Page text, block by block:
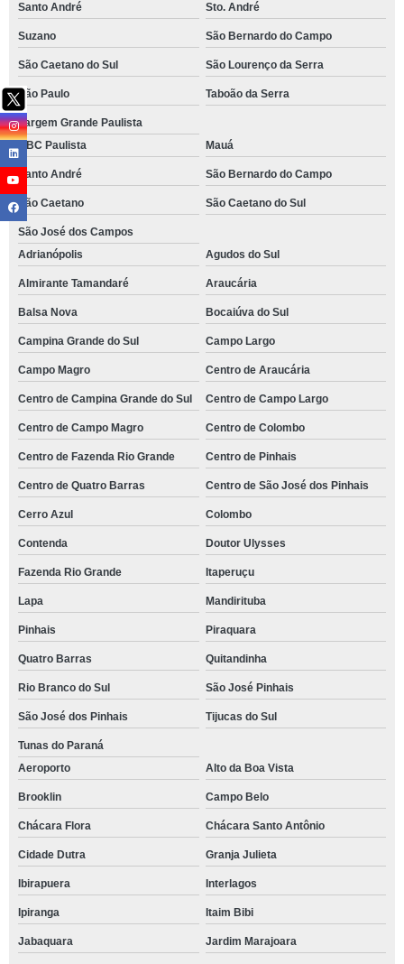
Santo André Sto. André
Suzano São Bernardo do Campo
São Caetano do Sul São Lourenço da Serra
São Paulo Taboão da Serra
Vargem Grande Paulista
ABC Paulista
Mauá
Santo André São Bernardo do Campo
São Caetano São Caetano do Sul
São José dos Campos
Adrianópolis
Agudos do Sul
Almirante Tamandaré Araucária
Balsa Nova Bocaiúva do Sul
Campina Grande do Sul Campo Largo
Campo Magro Centro de Araucária
Centro de Campina Grande do Sul Centro de Campo Largo
Centro de Campo Magro Centro de Colombo
Centro de Fazenda Rio Grande Centro de Pinhais
Centro de Quatro Barras Centro de São José dos Pinhais
Cerro Azul Colombo
Contenda Doutor Ulysses
Fazenda Rio Grande Itaperuçu
Lapa Mandirituba
Pinhais Piraquara
Quatro Barras Quitandinha
Rio Branco do Sul São José Pinhais
São José dos Pinhais Tijucas do Sul
Tunas do Paraná
Aeroporto
Alto da Boa Vista
Brooklin Campo Belo
Chácara Flora Chácara Santo Antônio
Cidade Dutra Granja Julieta
Ibirapuera Interlagos
Ipiranga Itaim Bibi
Jabaquara Jardim Marajoara